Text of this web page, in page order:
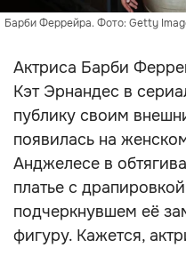
Барби Феррейра. Фото: Getty
Актриса Барби
Кэт Эрнандес в
публику своим
появилась на
Анджелесе в
платье с
подчеркнувшем её
фигуру. Кажется,